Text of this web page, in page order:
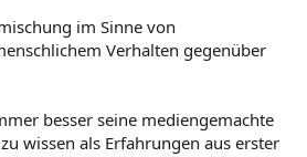
im Sinne von
Verhalten gegenüber
besser seine mediengemachte
wissen als Erfahrungen aus erster